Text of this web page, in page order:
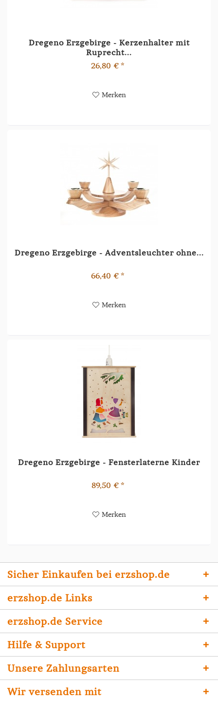
Dregeno Erzgebirge - Kerzenhalter mit
Ruprecht...
26,80 € *
Merken
Dregeno Erzgebirge - Adventsleuchter ohne...
66,40 € *
Merken
Dregeno Erzgebirge - Fensterlaterne Kinder
89,50 € *
Merken
Sicher Einkaufen bei erzshop.de
erzshop.de Links
erzshop.de Service
Hilfe & Support
Unsere Zahlungsarten
Wir versenden mit